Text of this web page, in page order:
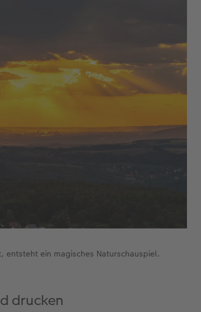
entsteht ein magisches Naturschauspiel.
drucken